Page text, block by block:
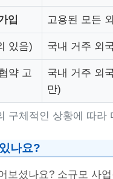
구체적인 상황에 따라
입 고용된 모든
있음) 국내 거주 외
약 고
국내 거주 외
만)
나요?
보셨나요? 소규모 사